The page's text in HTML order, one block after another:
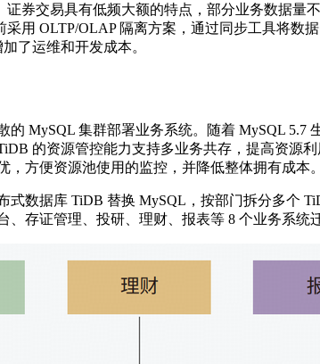
证券交易具有低频大额的特点，部分业务数据量
采用 OLTP/OLAP 隔离方案，通过同步工具将数
了运维和开发成本。
的 MySQL 集群部署业务系统。随着 MySQL
的资源管控能力支持多业务共存，提高资源
，方便资源池使用的监控，并降低整体拥有成本。
式数据库 TiDB 替换 MySQL，按部门拆分多个
、存证管理、投研、理财、报表等 8 个业务系统